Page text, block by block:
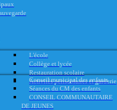
L'école
Collège et lycée
Restauration scolaire
Activités périscolaires et garderie
Conseil municipal des enfants
Séances du CM des enfants
CONSEIL COMMUNAUTAIRE
DE JEUNES